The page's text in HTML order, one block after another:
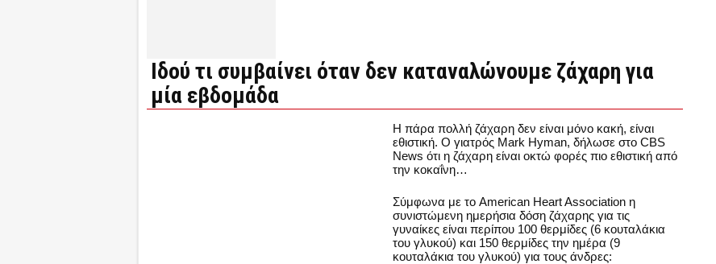
Ιδού τι συμβαίνει όταν δεν καταναλώνουμε ζάχαρη για
μία εβδομάδα
Η πάρα πολλή ζάχαρη δεν είναι μόνο κακή, είναι
εθιστική. Ο γιατρός Mark Hyman, δήλωσε στο CBS
News ότι η ζάχαρη είναι οκτώ φορές πιο εθιστική από
την κοκαΐνη…
Σύμφωνα με το American Heart Association η
συνιστώμενη ημερήσια δόση ζάχαρης για τις
γυναίκες είναι περίπου 100 θερμίδες (6 κουταλάκια
του γλυκού) και 150 θερμίδες την ημέρα (9
κουταλάκια του γλυκού) για τους άνδρες: